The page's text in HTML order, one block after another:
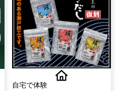
自宅で体験